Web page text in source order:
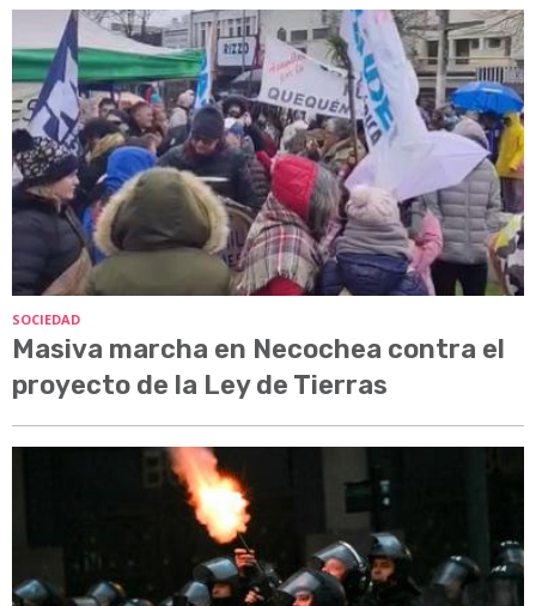
SOCIEDAD
Masiva marcha en Necochea contra el
proyecto de la Ley de Tierras